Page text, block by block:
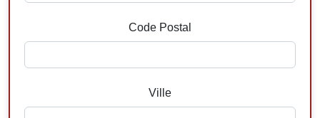
Code Postal
Ville